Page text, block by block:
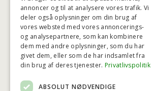
HØJESTE KREDITVÆRDIGHED
BETALINGSMULIGHEDER
annoncer og til at analysere vores trafik. Vi
deler også oplysninger om din brug af
vores websted med vores annoncerings-
og analysepartnere, som kan kombinere
dem med andre oplysninger, som du har
givet dem, eller som de har indsamlet fra
din brug af deres tjenester. Privatlivspolitik
ABSOLUT NØDVENDIGE